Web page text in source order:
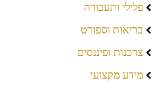
פלילי ותעבורה
בריאות וספורט
צרכנות ופיננסים
מידע מקצועי